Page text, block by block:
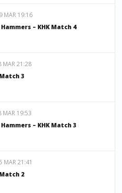
MAR 19:16
– KHK Match 4
MAR 21:28
3
MAR 19:53
– KHK Match 3
MAR 21:41
2